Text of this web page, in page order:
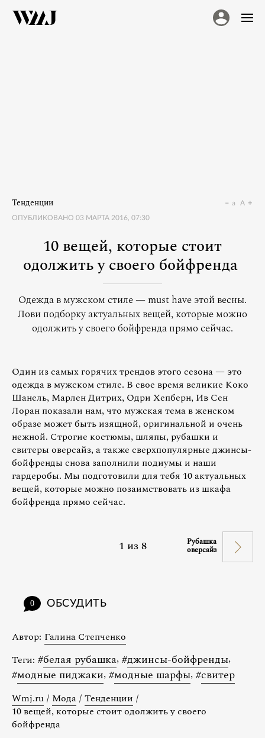
Тенденции
ОПУБЛИКОВАНО 03 МАРТА 2016, 07:30
a A
10 вещей, которые стоит
одолжить у своего бойфренда
Одежда в мужском стиле — must have этой весны.
Лови подборку актуальных вещей, которые можно
одолжить у своего бойфренда прямо сейчас.
Один из самых горячих трендов этого сезона — это
одежда в мужском стиле. В свое время великие Коко
Шанель, Марлен Дитрих, Одри Хепберн, Ив Сен
Лоран показали нам, что мужская тема в женском
образе может быть изящной, оригинальной и очень
нежной. Строгие костюмы, шляпы, рубашки и
свитеры оверсайз, а также сверхпопулярные джинсы-
бойфренды снова заполнили подиумы и наши
гардеробы. Мы подготовили для тебя 10 актуальных
вещей, которые можно позаимствовать из шкафа
бойфренда прямо сейчас.
1 из8 Рубашка
оверсайз
0 ОБСУДИТЬ
Автор: Галина Степченко
Теги: #белая рубашка, #джинсы-бойфренды,
#модные пиджаки, #модные шарфы, #свитер
Wmj.ru / Мода / Тенденции /
10 вещей, которые стоит одолжить у своего
бойфренда